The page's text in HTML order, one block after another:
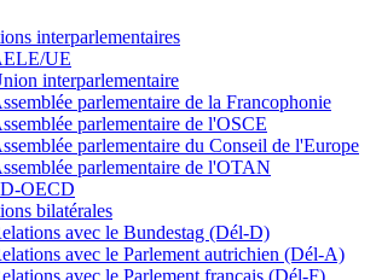
interparlementaires
UE
interparlementaire
parlementaire de la Francophonie
parlementaire de l'OSCE
parlementaire du Conseil de l'Europe
parlementaire de l'OTAN
OECD
bilatérales
avec le Bundestag (Dél-D)
avec le Parlement autrichien (Dél-A)